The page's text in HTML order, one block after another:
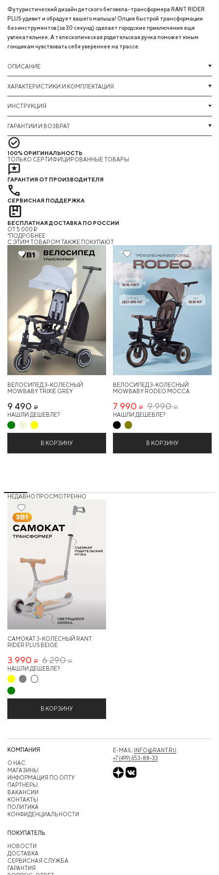
Футуристический дизайн детского беговела-трансформера RANT RIDER
PLUS удивит и обрадует вашего малыша! Опция быстрой трансформации
без инструментов (за 30 секунд) сделает городские приключения еще
увлекательнее. А телескопическая родительская ручка поможет юным
гонщикам чувствовать себя увереннее на трассе.
ОПИСАНИЕ
ХАРАКТЕРИСТИКИ И КОМПЛЕКТАЦИЯ
ИНСТРУКЦИЯ
ГАРАНТИИ И ВОЗВРАТ
100% ОРИГИНАЛЬНОСТЬ
ТОЛЬКО СЕРТИФИЦИРОВАННЫЕ ТОВАРЫ
ГАРАНТИЯ ОТ ПРОИЗВОДИТЕЛЯ
СЕРВИСНАЯ ПОДДЕРЖКА
БЕСПЛАТНАЯ ДОСТАВКА ПО РОССИИ
ОТ 5 000 ₽
*ПОДРОБНЕЕ
C ЭТИМ ТОВАРОМ ТАКЖЕ ПОКУПАЮТ
Хит
ВЕЛОСИПЕД 3-КОЛЕСНЫЙ
MOWBABY TRIXIE GREY
9 490 Р
НАШЛИ ДЕШЕВЛЕ?
В КОРЗИНУ
20% Хит
ВЕЛОСИПЕД 3-КОЛЕСНЫЙ
MOWBABY RODEO MOCCA
7 990 Р 9 990Р
НАШЛИ ДЕШЕВЛЕ?
В КОРЗИНУ
НЕДАВНО ПРОСМОТРЕННО
36%
САМОКАТ 3-КОЛЕСНЫЙ RANT
RIDER PLUS BEIGE
3 990 Р 6 290Р
НАШЛИ ДЕШЕВЛЕ?
В КОРЗИНУ
КОМПАНИЯ
О НАС
МАГАЗИНЫ
ИНФОРМАЦИЯ ПО ОПТУ
ПАРТНЕРЫ
ВАКАНСИИ
КОНТАКТЫ
ПОЛИТИКА
КОНФИДЕНЦИАЛЬНОСТИ
ПОКУПАТЕЛЬ
НОВОСТИ
ДОСТАВКА
СЕРВИСНАЯ СЛУЖБА
ГАРАНТИЯ
E-MAIL: INFO@RANT.RU
+7 (499) 653-88-33